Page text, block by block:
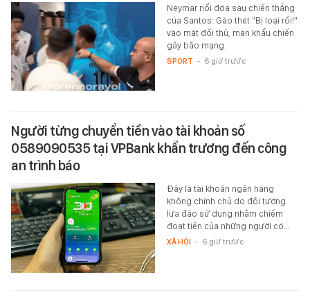
Neymar nổi đóa sau chiến thắng
của Santos: Gào thét "Bị loại rồi!"
vào mặt đối thủ, màn khẩu chiến
gây bão mạng.
SPORT - 6 giờ trước
Người từng chuyển tiền vào tài khoản số
0589090535 tại VPBank khẩn trương đến công
an trình báo
Đây là tài khoản ngân hàng
không chính chủ do đối tượng
lừa đảo sử dụng nhằm chiếm
đoạt tiền của những người có…
XÃ HỘI - 6 giờ trước